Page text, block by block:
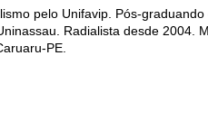
pelo Unifavip. Pós-
Radialista desde 2004.
PE.